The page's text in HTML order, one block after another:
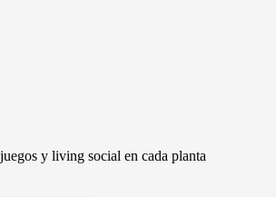
y living social en cada planta